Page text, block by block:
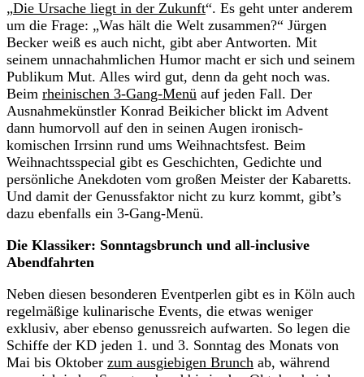
„Die Ursache liegt in der Zukunft“. Es geht unter anderem
um die Frage: „Was hält die Welt zusammen?“ Jürgen
Becker weiß es auch nicht, gibt aber Antworten. Mit
seinem unnachahmlichen Humor macht er sich und seinem
Publikum Mut. Alles wird gut, denn da geht noch was.
Beim rheinischen 3-Gang-Menü auf jeden Fall. Der
Ausnahmekünstler Konrad Beikicher blickt im Advent
dann humorvoll auf den in seinen Augen ironisch-
komischen Irrsinn rund ums Weihnachtsfest. Beim
Weihnachtsspecial gibt es Geschichten, Gedichte und
persönliche Anekdoten vom großen Meister der Kabaretts.
Und damit der Genussfaktor nicht zu kurz kommt, gibt’s
dazu ebenfalls ein 3-Gang-Menü.
Die Klassiker: Sonntagsbrunch und all-inclusive
Abendfahrten
Neben diesen besonderen Eventperlen gibt es in Köln auch
regelmäßige kulinarische Events, die etwas weniger
exklusiv, aber ebenso genussreich aufwarten. So legen die
Schiffe der KD jeden 1. und 3. Sonntag des Monats von
Mai bis Oktober zum ausgiebigen Brunch ab, während